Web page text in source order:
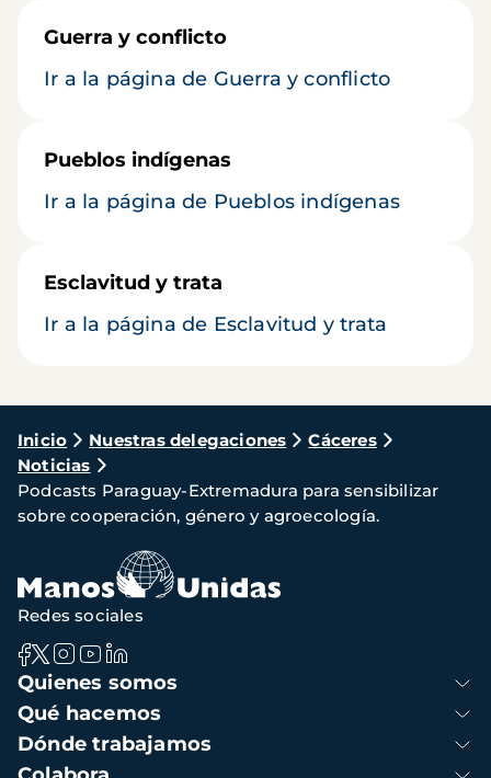
Guerra y conflicto
Ir a la página de Guerra y conflicto
Pueblos indígenas
Ir a la página de Pueblos indígenas
Esclavitud y trata
Ir a la página de Esclavitud y trata
Ruta
de
navegación
Inicio Nuestras delegaciones
Cáceres
Noticias
Podcasts Paraguay-Extremadura para sensibilizar
sobre cooperación, género y agroecología.
Navegación
principal
Quienes somos
Qué hacemos
Dónde trabajamos
Redes sociales